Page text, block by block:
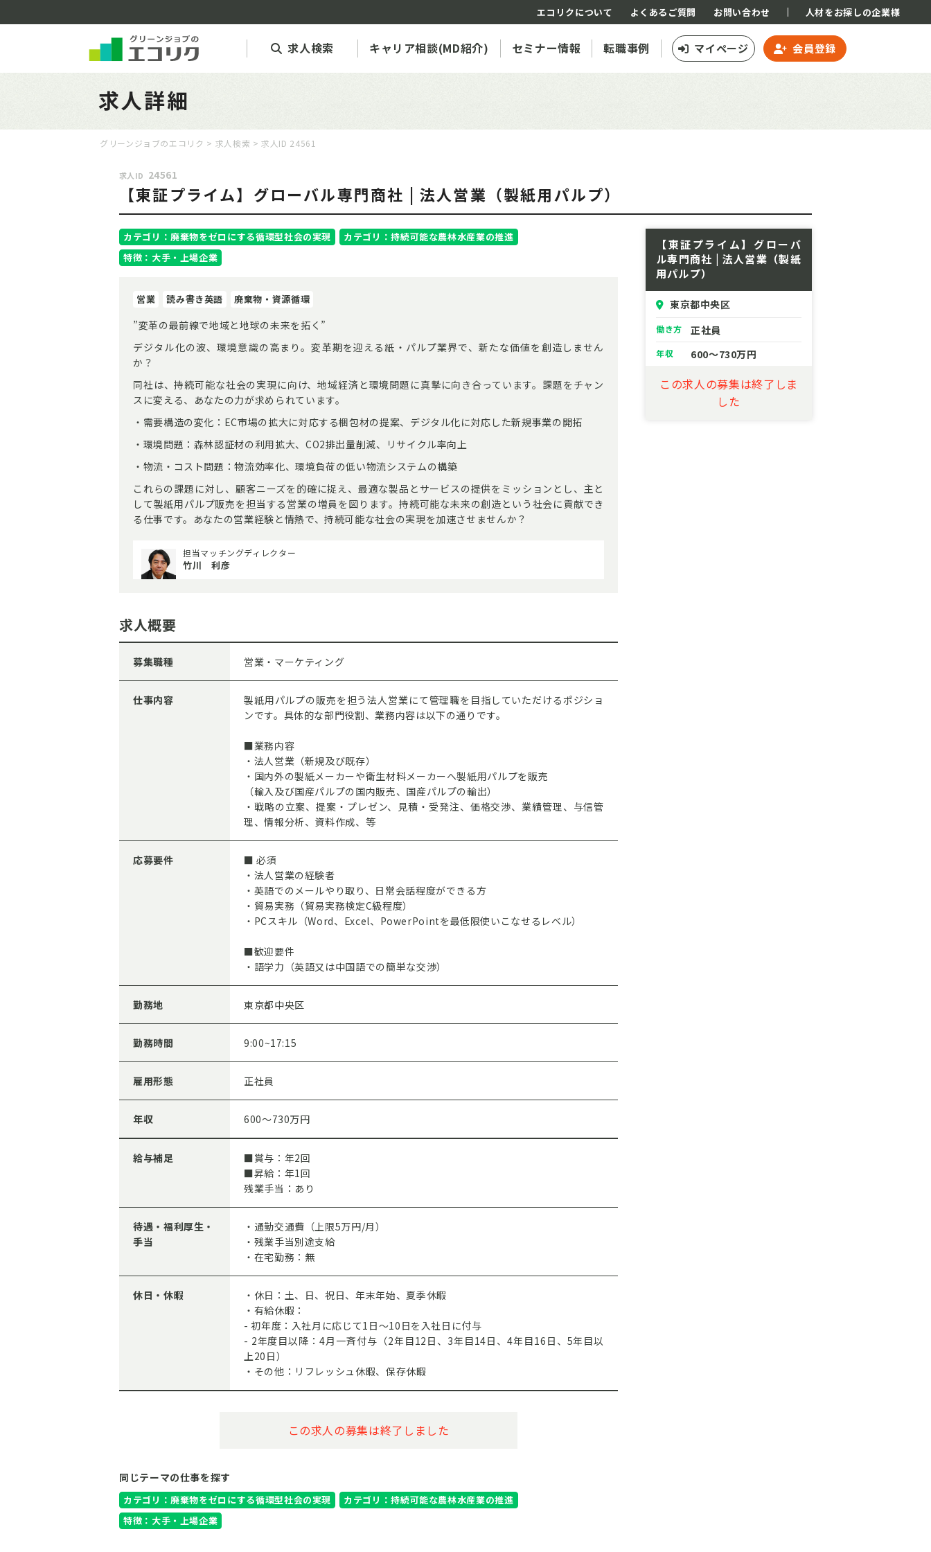
マイページ 会員登録
求人検索 キャリア相談(MD紹介) セミナー情報 転職事例
エコリクについて よくあるご質問 お問い合わせ 人材をお探しの企業様
求人詳細
グリーンジョブのエコリク > 求人検索 > 求人ID 24561
求人ID 24561
【東証プライム】グローバル専門商社 | 法人営業（製紙用パルプ）
カテゴリ：廃棄物をゼロにする循環型社会の実現
カテゴリ：持続可能な農林水産業の推進
特徴：大手・上場企業
営業 読み書き英語 廃棄物・資源循環
”変革の最前線で地域と地球の未来を拓く”
デジタル化の波、環境意識の高まり。変革期を迎える紙・パルプ業界で、新たな価値を創造しません
か？
同社は、持続可能な社会の実現に向け、地域経済と環境問題に真摯に向き合っています。課題をチャン
スに変える、あなたの力が求められています。
・需要構造の変化：EC市場の拡大に対応する梱包材の提案、デジタル化に対応した新規事業の開拓
・環境問題：森林認証材の利用拡大、CO2排出量削減、リサイクル率向上
・物流・コスト問題：物流効率化、環境負荷の低い物流システムの構築
これらの課題に対し、顧客ニーズを的確に捉え、最適な製品とサービスの提供をミッションとし、主と
して製紙用パルプ販売を担当する営業の増員を図ります。持続可能な未来の創造という社会に貢献でき
る仕事です。あなたの営業経験と情熱で、持続可能な社会の実現を加速させませんか？
担当マッチングディレクター
竹川 利彦
求人概要
募集職種 営業・マーケティング
仕事内容
製紙用パルプの販売を担う法人営業にて管理職を目指していただけるポジショ
ンです。具体的な部門役割、業務内容は以下の通りです。
■業務内容
・法人営業（新規及び既存）
・国内外の製紙メーカーや衛生材料メーカーへ製紙用パルプを販売
（輸入及び国産パルプの国内販売、国産パルプの輸出）
・戦略の立案、提案・プレゼン、見積・受発注、価格交渉、業績管理、与信管
理、情報分析、資料作成、等
応募要件
■ 必須
・法人営業の経験者
・英語でのメールやり取り、日常会話程度ができる方
・貿易実務（貿易実務検定C級程度）
・PCスキル（Word、Excel、PowerPointを最低限使いこなせるレベル）
■歓迎要件
・語学力（英語又は中国語での簡単な交渉）
勤務地 東京都中央区
勤務時間 9:00~17:15
雇用形態 正社員
年収 600～730万円
給与補足
■賞与：年2回
■昇給：年1回
残業手当：あり
待遇・福利厚生・
手当
・通勤交通費（上限5万円/月）
・残業手当別途支給
・在宅勤務：無
休日・休暇
・休日：土、日、祝日、年末年始、夏季休暇
・有給休暇：
- 初年度：入社月に応じて1日～10日を入社日に付与
- 2年度目以降：4月一斉付与（2年目12日、3年目14日、4年目16日、5年目以
上20日）
・その他：リフレッシュ休暇、保存休暇
この求人の募集は終了しました
同じテーマの仕事を探す
カテゴリ：廃棄物をゼロにする循環型社会の実現
カテゴリ：持続可能な農林水産業の推進
特徴：大手・上場企業
【東証プライム】グローバ
ル専門商社 | 法人営業（製紙
用パルプ）
東京都中央区
働き方 正社員
年収 600～730万円
この求人の募集は終了しま
した